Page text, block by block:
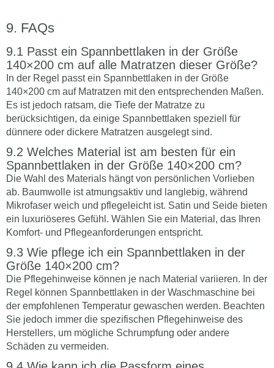
FAQs
Passt ein Spannbettlaken in der Größe
140×200 cm auf alle Matratzen dieser Größe?
In der Regel passt ein Spannbettlaken in der Größe
140×200 cm auf Matratzen mit den entsprechenden Maßen.
Es ist jedoch ratsam, die Tiefe der Matratze zu
berücksichtigen, da einige Spannbettlaken speziell für
dünnere oder dickere Matratzen ausgelegt sind.
Welches Material ist am besten für ein
Spannbettlaken in der Größe 140×200 cm?
Die Wahl des Materials hängt von persönlichen Vorlieben
ab. Baumwolle ist atmungsaktiv und langlebig, während
Mikrofaser weich und pflegeleicht ist. Satin und Seide bieten
ein luxuriöseres Gefühl. Wählen Sie ein Material, das Ihren
Komfort- und Pflegeanforderungen entspricht.
Wie pflege ich ein Spannbettlaken in der
Größe 140×200 cm?
Die Pflegehinweise können je nach Material variieren. In der
Regel können Spannbettlaken in der Waschmaschine bei
der empfohlenen Temperatur gewaschen werden. Beachten
Sie jedoch immer die spezifischen Pflegehinweise des
Herstellers, um mögliche Schrumpfung oder andere
Schäden zu vermeiden.